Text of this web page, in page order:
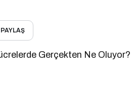
PAYLAŞ
Gerçekten Ne Oluyor?